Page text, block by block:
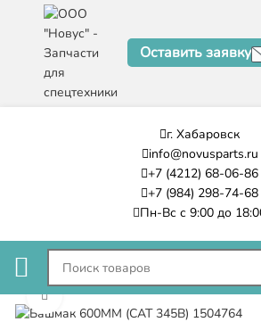
Оставить заявку
г. Хабаровск
info@novusparts.ru
+7 (4212) 68-06-86
+7 (984) 298-74-68
Пн-Вс с 9:00 до
Нажмите, чтобы увеличить